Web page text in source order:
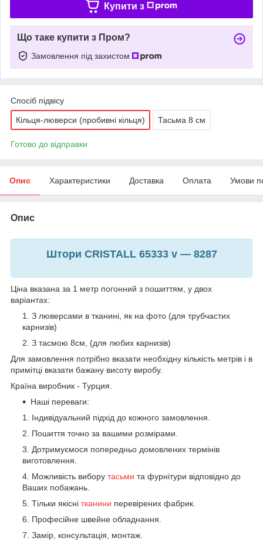
Купити з
Що таке купити з Пром?
Замовлення під захистом
Спосіб підвісу
Кільця-люверси (пробивні кільця) Тасьма 8 см
Готово до відправки
Опис Характеристики Доставка Оплата Умови
Опис
Штори CRISTALL 65333 v — 8287
Ціна вказана за 1 метр погонний з пошиттям, у двох
варіантах:
З люверсами в тканині, як на фото (для трубчастих
карнизів)
З тасмою 8см, (для любих карнизів)
Для замовлення потрібно вказати необхідну кількість метрів і в
примітці вказати бажану висоту виробу.
Країна виробник - Турция.
Наші переваги:
Індивідуальний підхід до кожного замовлення.
Пошиття точно за вашими розмірами.
Дотримуємося попередньо домовлених термінів
виготовлення.
Можливість вибору тасьми та фурнітури відповідно до
Ваших побажань.
Тільки якісні тканини перевірених фабрик.
Професійне швейне обладнання.
Замір, консультація, монтаж.